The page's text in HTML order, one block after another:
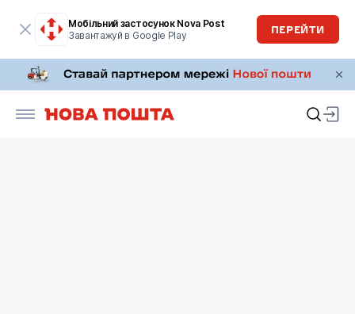
Мобільний застосунок Nova Post
Завантажуй в Google Play
ПЕРЕЙТИ